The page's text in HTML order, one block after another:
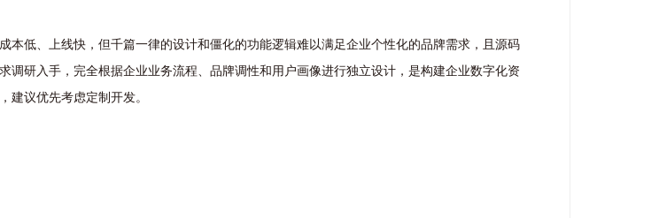
低、上线快，但千篇一律的设计和僵化的功能逻辑难以满足企业个性化的品牌需求，且源码
研入手，完全根据企业业务流程、品牌调性和用户画像进行独立设计，是构建企业数字化资
议优先考虑定制开发。